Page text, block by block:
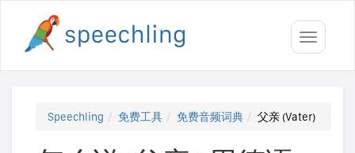
Toggle
Speechling 免费工具 免费音频词典 父亲 (Vater)